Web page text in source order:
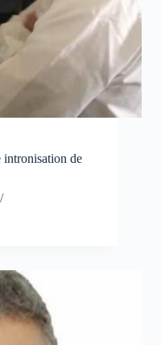
intronisation de